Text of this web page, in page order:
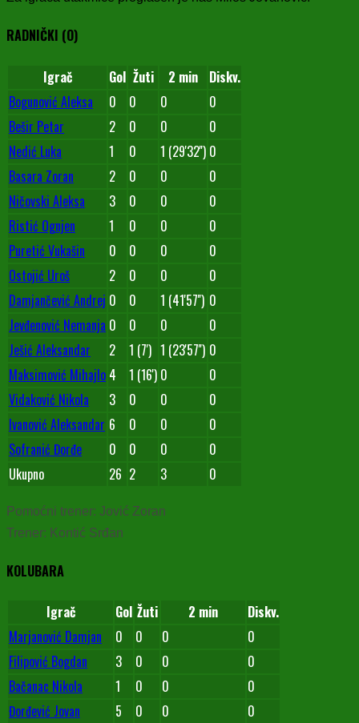
RADNIČKI (O)
Igrač Gol Žuti 2 min
Diskv.
Bogunović Aleksa
0 0 0
0
Bešir Petar
2 0 0
0
Nedić Luka
1 0 1 (29'32'') 0
Basara Zoran
2 0 0
0
Ničovski Aleksa
3 0 0
0
Ristić Ognjen
1 0 0
0
Puretić Vukašin
0 0 0
0
Ostojić Uroš
2 0 0
0
Damjančević Andrej 0 0 1 (41'57'') 0
Jevđenović Nemanja 0 0 0
0
Ješić Aleksandar
2 1 (7') 1 (23'57'') 0
Maksimović Mihajlo 4 1 (16') 0
0
Vidaković Nikola
3 0 0
0
Ivanović Aleksandar 6 0 0
0
Sofranić Đorđe
0 0 0
0
Ukupno
26 2 3 0
Pomoćni trener: Jović Zoran
Trener: Kontić Srđan
KOLUBARA
Igrač Gol Žuti 2 min
Diskv.
Marjanović Damjan
0 0 0
0
Filipović Bogdan
3 0 0
0
Bačanac Nikola
1 0 0
0
Đorđević Jovan
5 0 0
0